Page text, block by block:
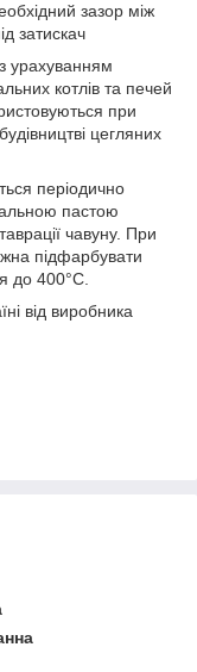
зазор між
затискач
урахуванням
котлів та печей
при
цегляних
періодично
пастою
чавуну. При
підфарбувати
до 400°С.
від виробника